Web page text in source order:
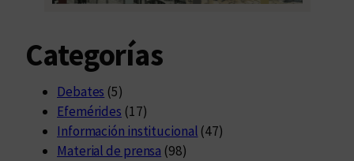
Categorías
Debates (5)
Efemérides (17)
Información institucional (47)
Material de prensa (98)